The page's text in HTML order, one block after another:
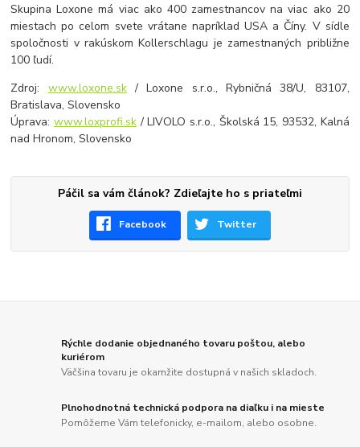
Skupina Loxone má viac ako 400 zamestnancov na viac ako 20
miestach po celom svete vrátane napríklad USA a Číny. V sídle
spoločnosti v rakúskom Kollerschlagu je zamestnaných približne
100 ľudí.
Zdroj: www.loxone.sk/ Loxone s.r.o., Rybničná 38/U, 83107,
Bratislava, Slovensko
Úprava: www.loxprofi.sk/ LIVOLO s.r.o., Školská 15, 93532, Kalná
nad Hronom, Slovensko
Páčil sa vám článok? Zdieľajte ho s priateľmi
Facebook Twitter
Rýchle dodanie objednaného tovaru poštou, alebo
kuriérom
Väčšina tovaru je okamžite dostupná v našich skladoch.
Plnohodnotná technická podpora na diaľku i na mieste
Pomôžeme Vám telefonicky, e-mailom, alebo osobne.